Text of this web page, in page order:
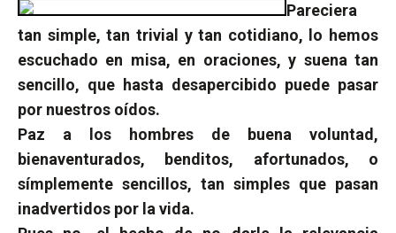
Pareciera
tan simple, tan trivial y tan cotidiano, lo hemos
escuchado en misa, en oraciones, y suena tan
sencillo, que hasta desapercibido puede pasar
por nuestros oídos.
Paz a los hombres de buena voluntad,
bienaventurados, benditos, afortunados, o
símplemente sencillos, tan simples que pasan
inadvertidos por la vida.